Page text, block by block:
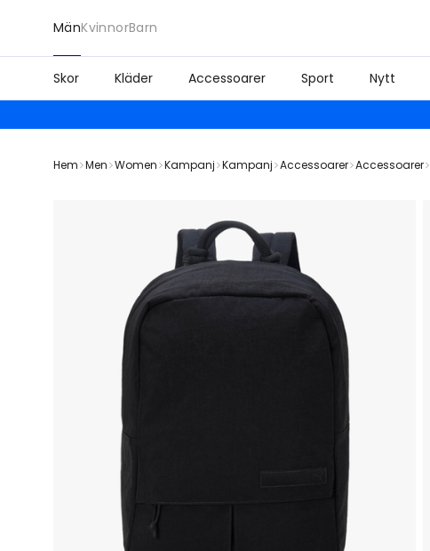
MänKvinnorBarn
Skor Kläder Accessoarer Sport Nytt
Hem Men Women Kampanj Kampanj Accessoarer Accessoarer